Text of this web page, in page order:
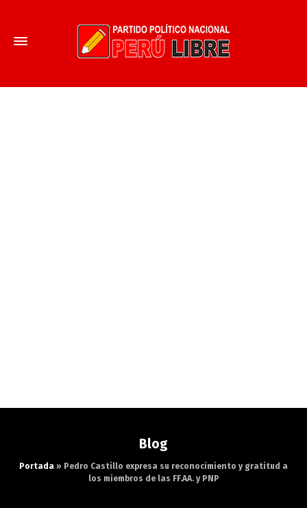
Blog
Portada » Pedro Castillo expresa su reconocimiento y gratitud a
los miembros de las FF.AA. y PNP